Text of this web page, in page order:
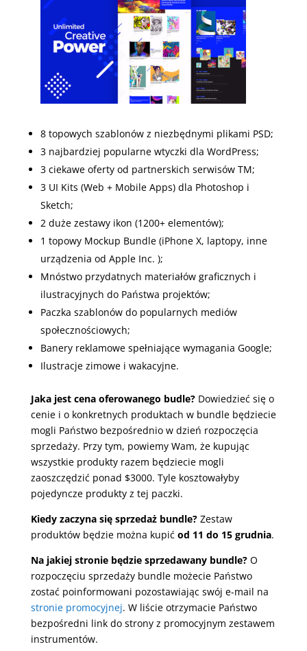
8 topowych szablonów z niezbędnymi plikami PSD;
3 najbardziej popularne wtyczki dla WordPress;
3 ciekawe oferty od partnerskich serwisów TM;
3 UI Kits (Web + Mobile Apps) dla Photoshop i
Sketch;
2 duże zestawy ikon (1200+ elementów);
1 topowy Mockup Bundle (iPhone X, laptopy, inne
urządzenia od Apple Inc. );
Mnóstwo przydatnych materiałów graficznych i
ilustracyjnych do Państwa projektów;
Paczka szablonów do popularnych mediów
społecznościowych;
Banery reklamowe spełniające wymagania Google;
Ilustracje zimowe i wakacyjne.
Jaka jest cena oferowanego budle?Dowiedzieć się o
cenie i o konkretnych produktach w bundle będziecie
mogli Państwo bezpośrednio w dzień rozpoczęcia
sprzedaży. Przy tym, powiemy Wam, że kupując
wszystkie produkty razem będziecie mogli
zaoszczędzić ponad $3000. Tyle kosztowałyby
pojedyncze produkty z tej paczki.
Kiedy zaczyna się sprzedaż bundle?Zestaw
produktów będzie można kupić od 11 do 15 grudnia.
Na jakiej stronie będzie sprzedawany bundle?O
rozpoczęciu sprzedaży bundle możecie Państwo
zostać poinformowani pozostawiając swój e-mail na
stronie promocyjnej. W liście otrzymacie Państwo
bezpośredni link do strony z promocyjnym zestawem
instrumentów.